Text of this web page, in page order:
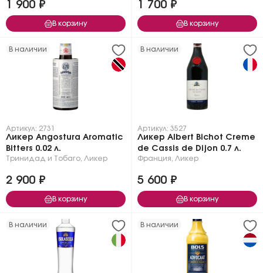
1 900 ₽
В корзину
1 700 ₽
В корзину
В наличии
Артикул: 2731
Ликер Angostura Aromatic
Bitters 0.02 л.
Тринидад и Тобаго Ликер
2 900 ₽
В корзину
В наличии
Артикул: 3527
Ликер Albert Bichot Crеme
de Cassis de Dijon 0.7 л.
Франция Ликер
5 600 ₽
В корзину
В наличии В наличии